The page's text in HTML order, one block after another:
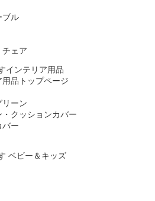
ブル
チェア
インテリア用品
用品トップページ
リーン
・クッションカバー
バー
ベビー＆キッズ